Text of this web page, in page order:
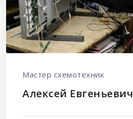
Мастер схемотехник
Алексей Евгеньевич